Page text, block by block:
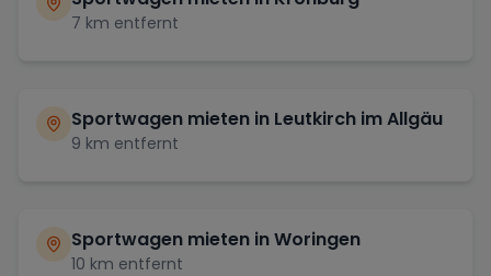
7 km entfernt
Sportwagen mieten in Leutkirch im Allgäu
9 km entfernt
Sportwagen mieten inWoringen
10 km entfernt